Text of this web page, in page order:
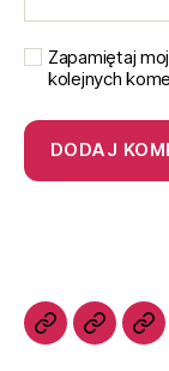
Zapamiętaj
kolejnych